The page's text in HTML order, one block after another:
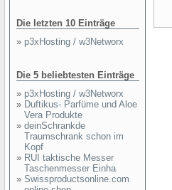
Die letzten 10 Einträge
» p3xHosting / w3Networx
Die 5 beliebtesten Einträge
» p3xHosting / w3Networx
» Duftikus- Parfüme und Aloe
Vera Produkte
» deinSchrankde
Traumschrank schon im
Kopf
» RUI taktische Messer
Taschenmesser Einha
» Swissproductsonline.com